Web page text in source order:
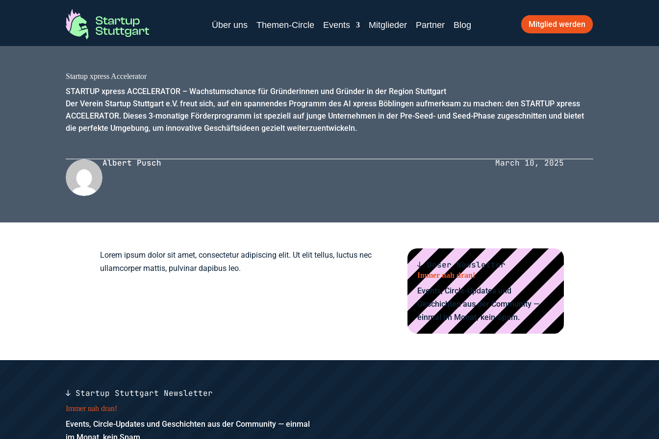
Über uns Themen-Circle Events Mitglieder Partner Blog Mitglied werden
Startup xpress Accelerator
STARTUP xpress ACCELERATOR – Wachstumschance für Gründerinnen und Gründer in der Region Stuttgart
Der Verein Startup Stuttgart e.V. freut sich, auf ein spannendes Programm des AI xpress Böblingen aufmerksam zu machen: den STARTUP xpress
ACCELERATOR. Dieses 3-monatige Förderprogramm ist speziell auf junge Unternehmen in der Pre-Seed- und Seed-Phase zugeschnitten und bietet
die perfekte Umgebung, um innovative Geschäftsideen gezielt weiterzuentwickeln.
Albert Pusch March 10, 2025
Lorem ipsum dolor sit amet, consectetur adipiscing elit. Ut elit tellus, luctus nec
ullamcorper mattis, pulvinar dapibus leo.
↓ Unser Newsletter
Immer nah dran!
Events, Circle-Updates und
Geschichten aus der Community —
einmal im Monat, kein Spam.
↓ Startup Stuttgart Newsletter
Immer nah dran!
Events, Circle-Updates und Geschichten aus der Community — einmal